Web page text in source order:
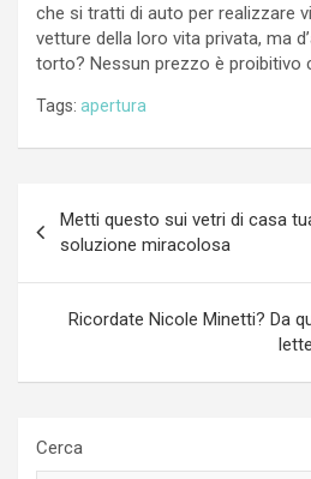
che si tratti di auto per realizzare
vetture della loro vita privata, ma
torto? Nessun prezzo è proibitivo
Tags: apertura
articoli
Metti questo sui vetri di casa
soluzione miracolosa
Ricordate Nicole Minetti? Da
Cerca